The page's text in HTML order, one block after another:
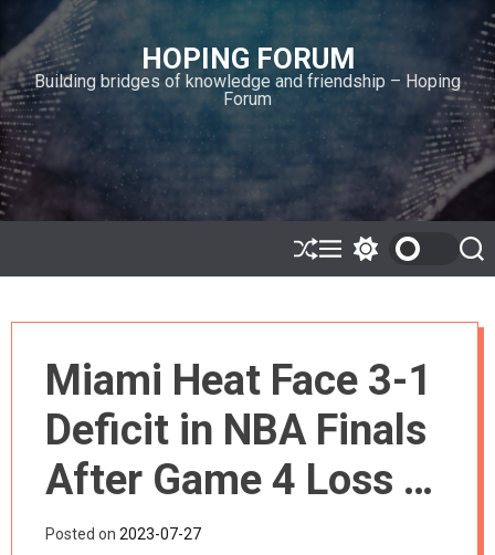
i
p
t
o
c
o
n
n
HOPING FORUM
Building bridges of knowledge and friendship – Hoping
Forum
S
h
M
e
w
c
o
o
r
o
d
S
e
Miami Heat Face 3-1
Deficit in NBA Finals
After Game 4 Loss to
Nuggets
Posted on 2023-07-27